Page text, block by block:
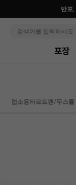
반포
포장
업소용타르트팬/무스틀